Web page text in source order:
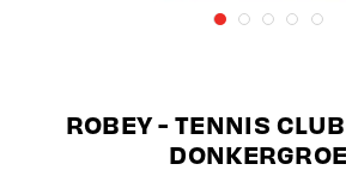
ROBEY - TENNIS